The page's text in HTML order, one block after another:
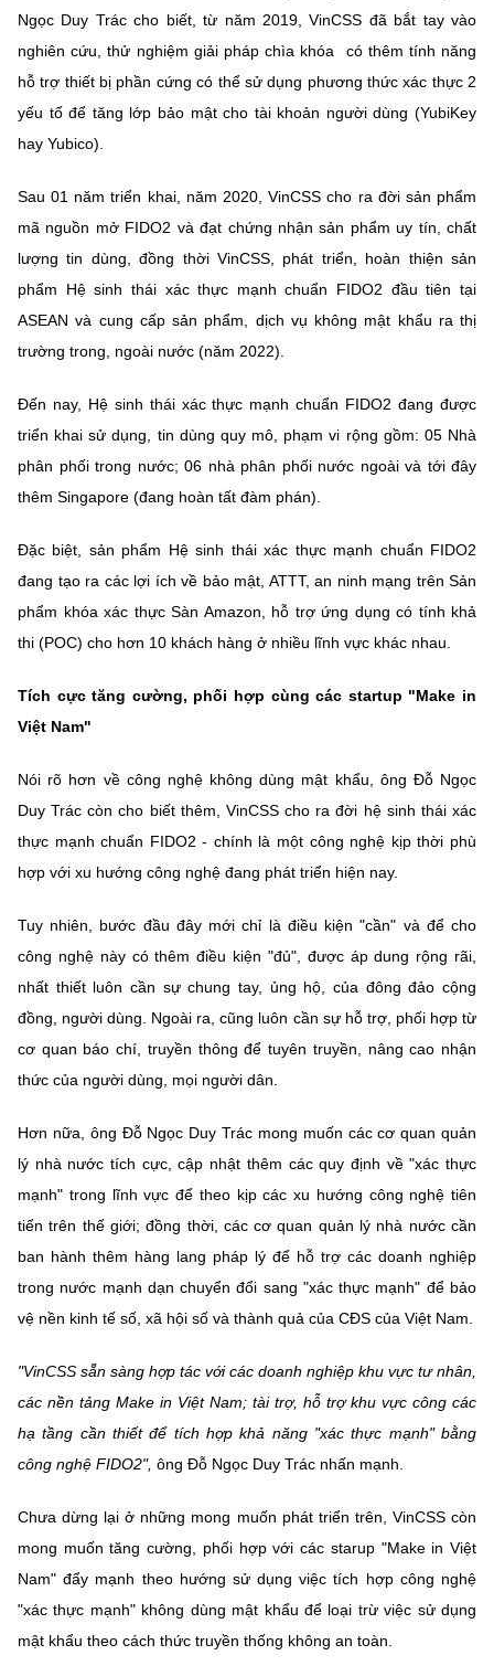
Ngọc Duy Trác cho biết, từ năm 2019, VinCSS đã bắt tay vào
nghiên cứu, thử nghiệm giải pháp chìa khóa có thêm tính năng
hỗ trợ thiết bị phần cứng có thể sử dụng phương thức xác thực 2
yếu tố để tăng lớp bảo mật cho tài khoản người dùng (YubiKey
hay Yubico).
Sau 01 năm triển khai, năm 2020, VinCSS cho ra đời sản phẩm
mã nguồn mở FIDO2 và đạt chứng nhận sản phẩm uy tín, chất
lượng tin dùng, đồng thời VinCSS, phát triển, hoàn thiện sản
phẩm Hệ sinh thái xác thực mạnh chuẩn FIDO2 đầu tiên tại
ASEAN và cung cấp sản phẩm, dịch vụ không mật khẩu ra thị
trường trong, ngoài nước (năm 2022).
Đến nay, Hệ sinh thái xác thực mạnh chuẩn FIDO2 đang được
triển khai sử dụng, tin dùng quy mô, phạm vi rộng gồm: 05 Nhà
phân phối trong nước; 06 nhà phân phối nước ngoài và tới đây
thêm Singapore (đang hoàn tất đàm phán).
Đặc biệt, sản phẩm Hệ sinh thái xác thực mạnh chuẩn FIDO2
đang tạo ra các lợi ích về bảo mật, ATTT, an ninh mạng trên Sản
phẩm khóa xác thực Sàn Amazon, hỗ trợ ứng dụng có tính khả
thi (POC) cho hơn 10 khách hàng ở nhiều lĩnh vực khác nhau.
Tích cực tăng cường, phối hợp cùng các startup "Make in
Việt Nam"
Nói rõ hơn về công nghệ không dùng mật khẩu, ông Đỗ Ngọc
Duy Trác còn cho biết thêm, VinCSS cho ra đời hệ sinh thái xác
thực mạnh chuẩn FIDO2 - chính là một công nghệ kịp thời phù
hợp với xu hướng công nghệ đang phát triển hiện nay.
Tuy nhiên, bước đầu đây mới chỉ là điều kiện "cần" và để cho
công nghệ này có thêm điều kiện "đủ", được áp dung rộng rãi,
nhất thiết luôn cần sự chung tay, ủng hộ, của đông đảo cộng
đồng, người dùng. Ngoài ra, cũng luôn cần sự hỗ trợ, phối hợp từ
cơ quan báo chí, truyền thông để tuyên truyền, nâng cao nhận
thức của người dùng, mọi người dân.
Hơn nữa, ông Đỗ Ngọc Duy Trác mong muốn các cơ quan quản
lý nhà nước tích cực, cập nhật thêm các quy định về "xác thực
mạnh" trong lĩnh vực để theo kịp các xu hướng công nghệ tiên
tiến trên thế giới; đồng thời, các cơ quan quản lý nhà nước cần
ban hành thêm hàng lang pháp lý để hỗ trợ các doanh nghiệp
trong nước mạnh dạn chuyển đổi sang "xác thực mạnh" để bảo
vệ nền kinh tế số, xã hội số và thành quả của CĐS của Việt Nam.
"VinCSS sẵn sàng hợp tác với các doanh nghiệp khu vực tư nhân,
các nền tảng Make in Việt Nam; tài trợ, hỗ trợ khu vực công các
hạ tầng cần thiết để tích hợp khả năng "xác thực mạnh" bằng
công nghệ FIDO2", ông Đỗ Ngọc Duy Trác nhấn mạnh.
Chưa dừng lại ở những mong muốn phát triển trên, VinCSS còn
mong muốn tăng cường, phối hợp với các starup "Make in Việt
Nam" đẩy mạnh theo hướng sử dụng việc tích hợp công nghệ
"xác thực mạnh" không dùng mật khẩu để loại trừ việc sử dụng
mật khẩu theo cách thức truyền thống không an toàn.